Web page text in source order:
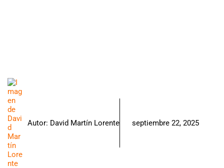
Autor: David Martín Lorente septiembre 22, 2025